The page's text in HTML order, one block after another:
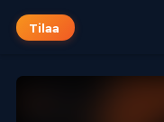
Tilaa